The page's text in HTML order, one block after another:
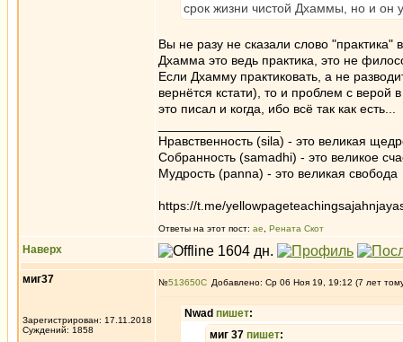
срок жизни чистой Дхаммы, но и он
Вы не разу не сказали слово
Дхамма это ведь практика, это не
Если Дхамму практиковать, а не
вернётся кстати), то и проблем с верой
это писал и когда, ибо всё так как есть...
Нравственность (sila) - это великая
Собранность (samadhi) - это великое
Мудрость (panna) - это великая свобода
https://t.me/
Ответы на этот пост: ae Рената Скот
Наверх
миг37
Зарегистрирован: 17.11.2018
Суждений: 1858
№513650 Добавлено: Ср 06 Ноя 19, 19:12 (7 лет
Nwad пишет:
миг 37 пишет: